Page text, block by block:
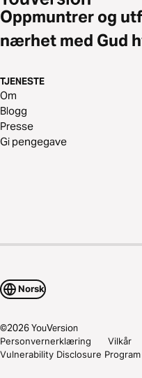
Oppmuntrer og
nærhet med Gud
TJENESTE
Om
Blogg
Presse
Gi pengegave
Norsk
©2026YouVersion
Personvernerklæring
Vilkår
Vulnerability Disclosure Program